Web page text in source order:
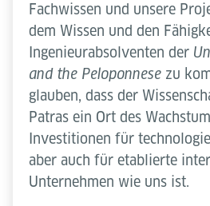
Fachwissen und unsere
dem Wissen und den
Ingenieurabsolventen der
and the Peloponnese zu
glauben, dass der
Patras ein Ort des
Investitionen für
aber auch für etablierte
Unternehmen wie uns ist.